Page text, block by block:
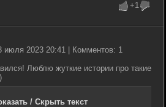
+1
июля 2023 20:41 | Комментов: 1
Люблю жуткие истории про такие
/ Скрыть текст